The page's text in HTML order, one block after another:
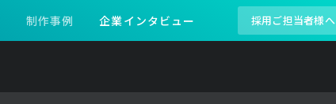
制作事例 企業インタビュー 採用ご担当者様へ